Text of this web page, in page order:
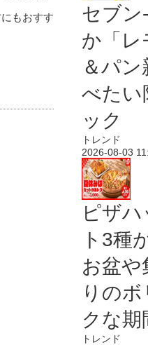
もおすす
セブン
か「レ
＆パ
べたい
ック
トレンド
2026-08-03
ピザ
ト3種
お盆や
りの
クな期
トレンド